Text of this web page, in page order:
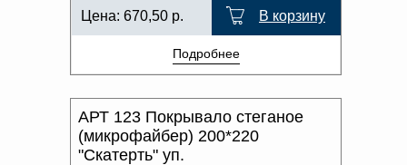
Цена: 670,50 р. В корзину
Подробнее
АРТ 123 Покрывало стеганое
(микрофайбер) 200*220
"Скатерть" уп.